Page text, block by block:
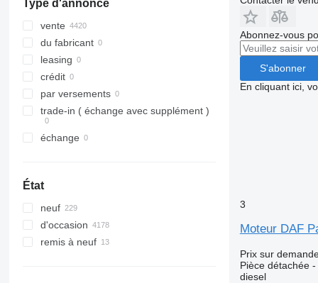
M-series
PC
S-Class
SK
Sprinter
Tourino
Tourismo
Travego
Unimog
Vario
Maxity
Megane
Messenger
Midliner
Midlum
Premium
Sandero
T-series
Zoe
L-series
N-series
S-series
SD
Terberg
V40
V60
VM
Type d'annonce
vente
du fabricant
leasing
crédit
par versements
trade-in ( échange avec supplément )
échange
État
neuf
d'occasion
remis à neuf
Abonnez-vous
S'abonner
En cliquant ici,
3
Moteur DAF
Prix sur
Pièce détachée
diesel